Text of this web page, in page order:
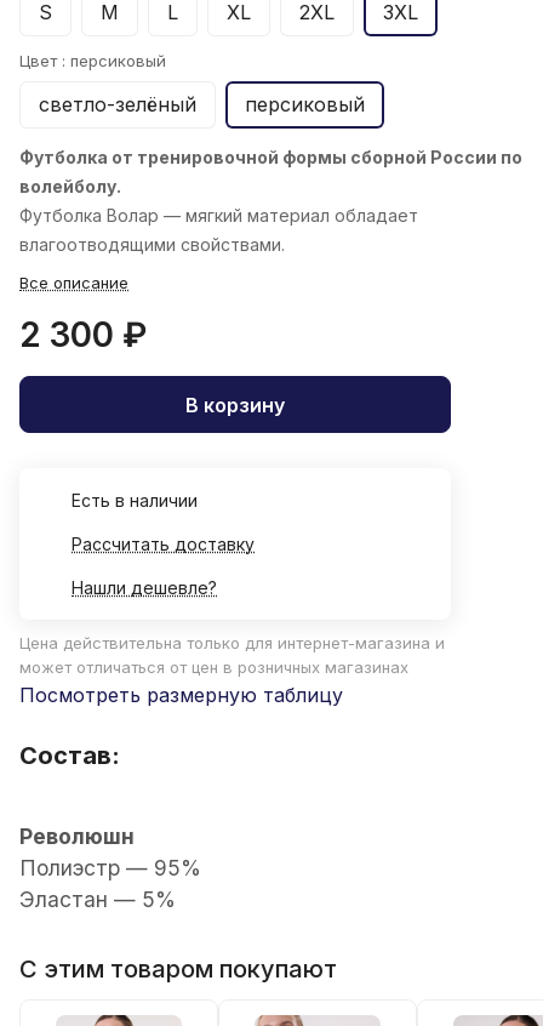
S M L XL 2XL 3XL
Цвет : персиковый
светло-зелёный персиковый
Футболка от тренировочной формы сборной России по
волейболу.
Футболка Волар — мягкий материал обладает
влагоотводящими свойствами.
Все описание
2 300 ₽
В корзину
Есть в наличии
Рассчитать доставку
Нашли дешевле?
Цена действительна только для интернет-магазина и
может отличаться от цен в розничных магазинах
Посмотреть размерную таблицу
Состав:
Революшн
Полиэстр — 95%
Эластан — 5%
С этим товаром покупают